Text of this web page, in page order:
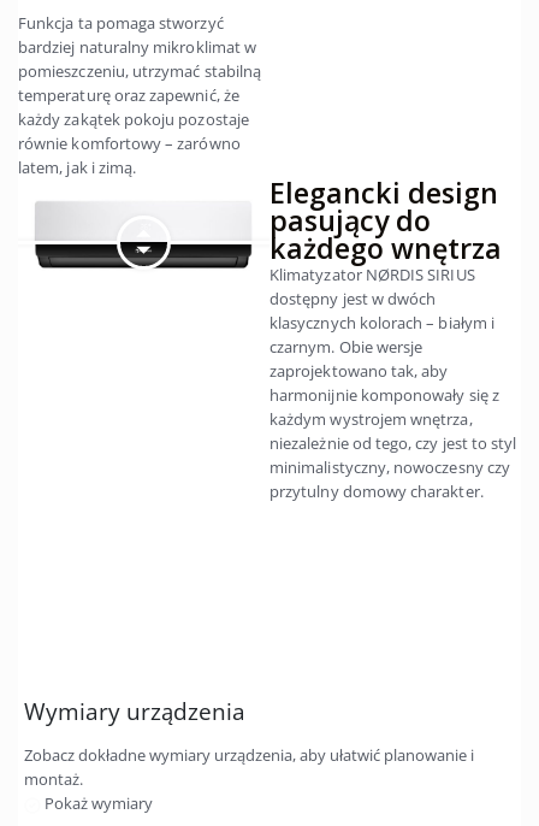
Funkcja ta pomaga stworzyć
bardziej naturalny mikroklimat w
pomieszczeniu, utrzymać stabilną
temperaturę oraz zapewnić, że
każdy zakątek pokoju pozostaje
równie komfortowy – zarówno
latem, jak i zimą.
Elegancki design
pasujący do
każdego wnętrza
Klimatyzator NØRDIS SIRIUS
dostępny jest w dwóch
klasycznych kolorach – białym i
czarnym. Obie wersje
zaprojektowano tak, aby
harmonijnie komponowały się z
każdym wystrojem wnętrza,
niezależnie od tego, czy jest to styl
minimalistyczny, nowoczesny czy
przytulny domowy charakter.
Wymiary urządzenia
Zobacz dokładne wymiary urządzenia, aby ułatwić planowanie i
montaż.
Pokaż wymiary